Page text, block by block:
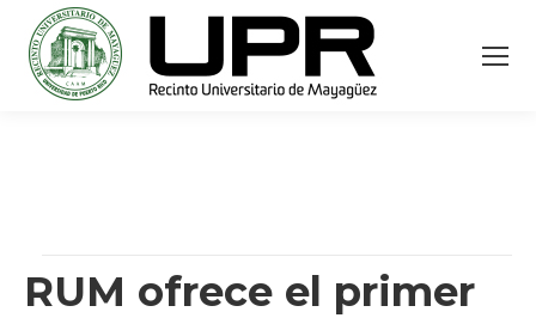
RUM ofrece el primer